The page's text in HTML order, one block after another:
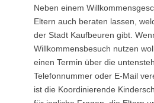
Neben einem
Eltern auch beraten lassen,
der Stadt Kaufbeuren gibt.
Willkommensbesuch nutzen
einen Termin über die
Telefonnummer oder E-Mail
ist die Koordinierende